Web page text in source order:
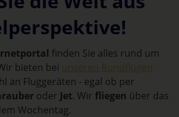
finden Sie alles rund um
bieten bei unseren Rundflügen
an Fluggeräten - egal ob per
oder Jet. Wir fliegen über das
Wochentag.